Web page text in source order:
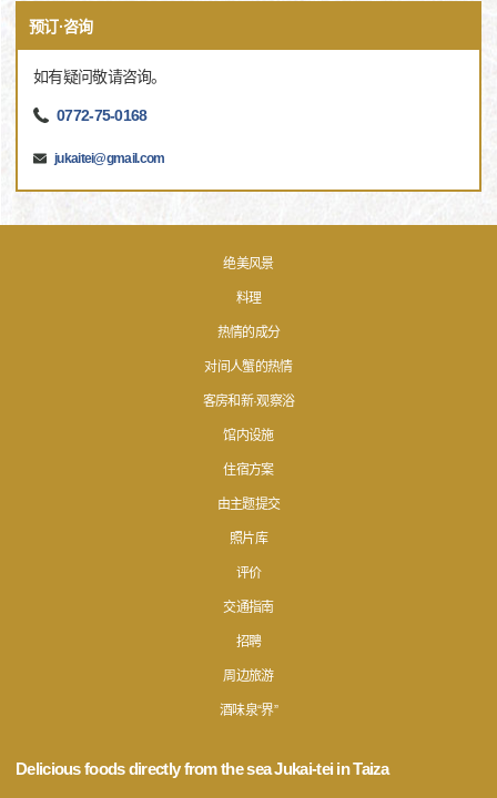
预订·咨询
如有疑问敬请咨询。
0772-75-0168
jukaitei@gmail.com
绝美风景
料理
热情的成分
对间人蟹的热情
客房和新·观察浴
馆内设施
住宿方案
由主题提交
照片库
评价
交通指南
招聘
周边旅游
酒味泉“界”
Delicious foods directly from the sea Jukai-tei in Taiza